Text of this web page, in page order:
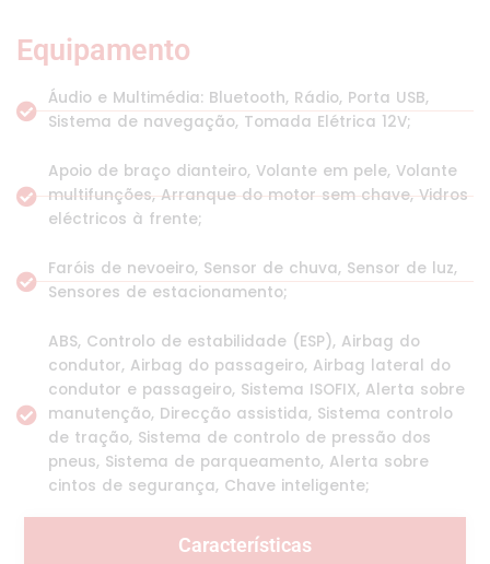
Equipamento
Áudio e Multimédia: Bluetooth, Rádio, Porta USB,
Sistema de navegação, Tomada Elétrica 12V;
Apoio de braço dianteiro, Volante em pele, Volante
multifunções, Arranque do motor sem chave, Vidros
eléctricos à frente;
Faróis de nevoeiro, Sensor de chuva, Sensor de luz,
Sensores de estacionamento;
ABS, Controlo de estabilidade (ESP), Airbag do
condutor, Airbag do passageiro, Airbag lateral do
condutor e passageiro, Sistema ISOFIX, Alerta sobre
manutenção, Direcção assistida, Sistema controlo
de tração, Sistema de controlo de pressão dos
pneus, Sistema de parqueamento, Alerta sobre
cintos de segurança, Chave inteligente;
Características